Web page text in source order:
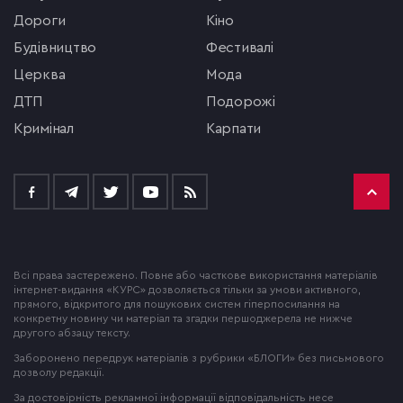
Дороги
будівництво
церква
ДТП
кримінал
кіно
фестивалі
мода
подорожі
Карпати
Всі права застережено. Повне або часткове використання матеріалів
інтернет-видання «КУРС» дозволяється тільки за умови активного,
прямого, відкритого для пошукових систем гіперпосилання на
конкретну новину чи матеріал та згадки першоджерела не нижче
другого абзацу тексту.
Заборонено передрук матеріалів з рубрики «БЛОГИ» без письмового
дозволу редакції.
За достовірність рекламної інформації відповідальність несе